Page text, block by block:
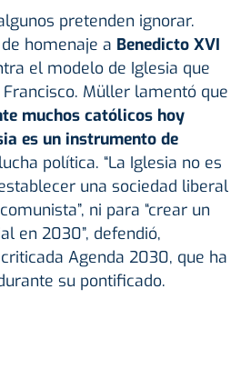
pretenden ignorar.
homenaje a Benedicto XVI
el modelo de Iglesia que
Müller lamentó que
muchos católicos hoy
es un instrumento de
política. “La Iglesia no es
una sociedad liberal
ni para “crear un
en 2030”, defendió,
Agenda 2030, que ha
su pontificado.